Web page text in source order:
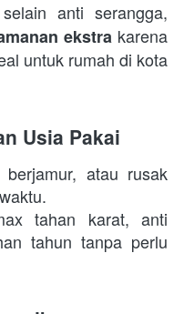
selain anti serangga,
ekstra karena
untuk rumah di kota
Usia Pakai
atau rusak
tahan karat, anti
tahun tanpa perlu